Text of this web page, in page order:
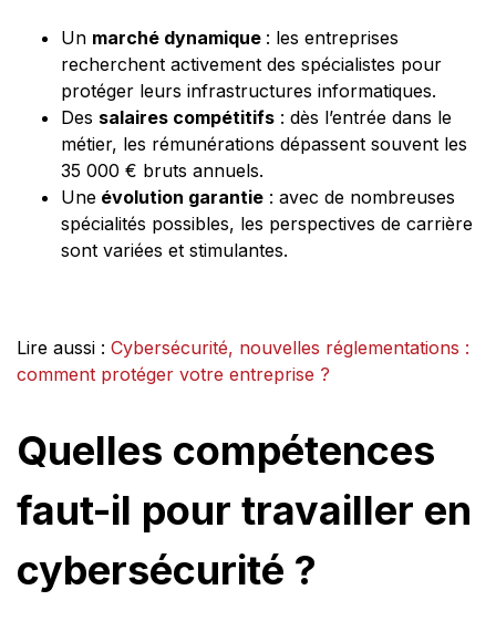
Un marché dynamique : les entreprises
recherchent activement des spécialistes pour
protéger leurs infrastructures informatiques.
Des salaires compétitifs : dès l’entrée dans le
métier, les rémunérations dépassent souvent les
35 000 € bruts annuels.
Une évolution garantie : avec de nombreuses
spécialités possibles, les perspectives de carrière
sont variées et stimulantes.
Lire aussi : Cybersécurité, nouvelles réglementations :
comment protéger votre entreprise ?
Quelles compétences
faut-il pour travailler en
cybersécurité ?